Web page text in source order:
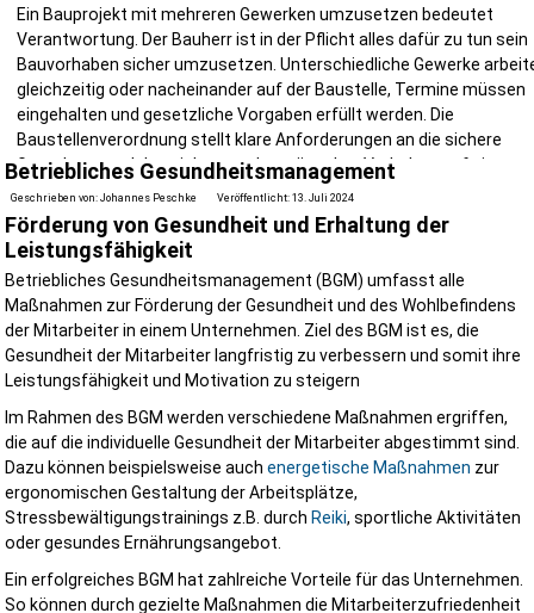
Ein Bauprojekt mit mehreren Gewerken umzusetzen bedeutet
Verantwortung. Der Bauherr ist in der Pflicht alles dafür zu tun sein
Bauvorhaben sicher umzusetzen. Unterschiedliche Gewerke
gleichzeitig oder nacheinander auf der Baustelle, Termine müssen
eingehalten und gesetzliche Vorgaben erfüllt werden. Die
Baustellenverordnung stellt klare Anforderungen an die sichere
Gestaltung und das sichere und gewünschte Verhalten auf einer
Baustelle. Die
egeln zumA rbeitsschutz auf
33 präzisieren die BauStV während die RAB 30 einen
Arbeitsschutzkoordination vorsieht. Genau hier kommt der
und Gesundheitsschutzkoordinator (SiGeKo)" ins Spiel. Mit einer
professionellen Sicherheits- und Gesundheitsschutzkoordination
sorgen wir in Ihrem Auftrag für den Schutz aller Beschäftigten auf
Baustelle und reduzieren gleichzeitig Haftungsrisiken, vermeiden
Bauverzögerungen und schaffen einen reibungslosen Bauablauf.
kurzfristige Termine
alle Anforderungen der Baustellenverordnung erfüllt
Betreuung von der Planung bis zur Fertigstellung
regionaler Ansprechpartner
Wir unterstützt Sie als Bauherr, Architekt, Projektsteuerer oder
Unternehmer mit einer praxisnahen und kompetenten SiGeKo-
in Schleswig-Holstein und der Region.
Betriebliches Gesundheitsmanagement
Geschrieben von:Johannes Peschke Veröffentlicht: 13. Juli 2024
Förderung von Gesundheit und Erhaltung der
Leistungsfähigkeit
Betriebliches Gesundheitsmanagement (BGM) umfasst alle
Maßnahmen zur Förderung der Gesundheit und des Wohlbefindens
der Mitarbeiter in einem Unternehmen. Ziel des BGM ist es, die
Gesundheit der Mitarbeiter langfristig zu verbessern und somit ihre
Leistungsfähigkeit und Motivation zu steigern
Im Rahmen des BGM werden verschiedene Maßnahmen ergriffen,
die auf die individuelle Gesundheit der Mitarbeiter abgestimmt sind.
Dazu können beispielsweise auchenergetische Maßnahmen zur
ergonomischen Gestaltung der Arbeitsplätze,
Stressbewältigungstrainings z.B. durch Reiki, sportliche Aktivitäten
oder gesundes Ernährungsangebot.
Ein erfolgreiches BGM hat zahlreiche Vorteile für das Unternehmen.
So können durch gezielte Maßnahmen die Mitarbeiterzufriedenheit